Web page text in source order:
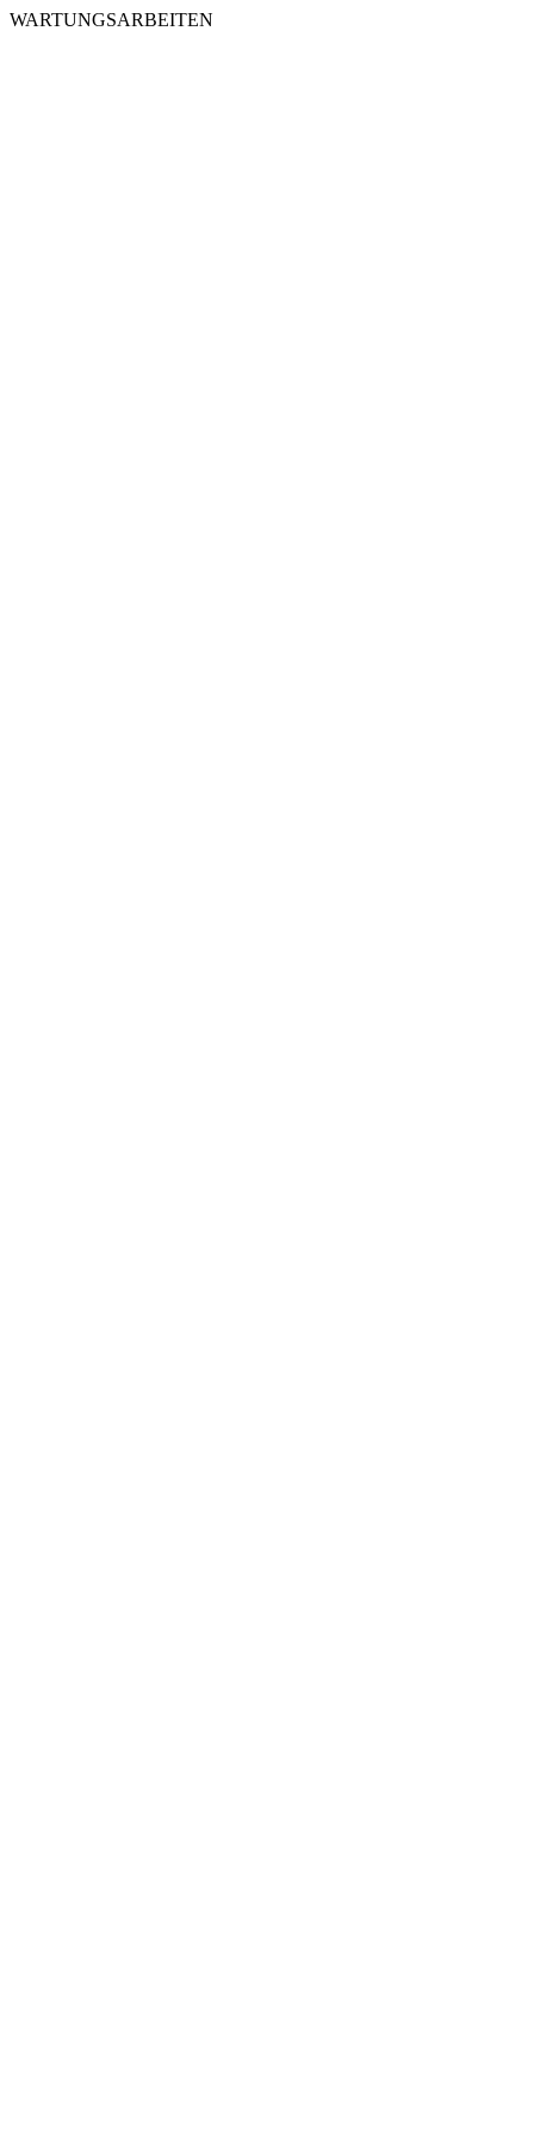
WARTUNGSARBEITEN